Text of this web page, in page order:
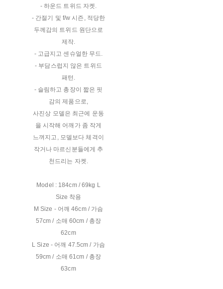
- 하운드 트위드 자켓.
- 간절기 및 f/w 시즌, 적당한
두께감의 트위드 원단으로
제작.
- 고급지고 센슈얼한 무드.
- 부담스럽지 않은 트위드
패턴.
- 슬림하고 총장이 짧은 핏
감의 제품으로,
사진상 모델은 최근에 운동
을 시작해 어깨가 좀 작게
느껴지고, 모델보다 체격이
작거나 마르신분들에게 추
천드리는 자켓.
Model : 184cm / 69kg L
Size 착용
M Size - 어깨 46cm / 가슴
57cm / 소매 60cm / 총장
62cm
L Size - 어깨 47.5cm / 가슴
59cm / 소매 61cm / 총장
63cm